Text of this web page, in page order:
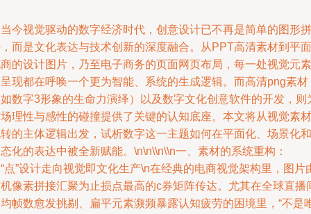
今视觉驱动的数字经济时代，创意设计已不再是简单的图形拼
而是文化表达与技术创新的深度融合。从PPT高清素材到平面
的设计图片，乃至电子商务的页面网页布局，每一处视觉元素
现都在呼唤一个更为智能、系统的生成逻辑。而高清png素材
数字3形象的生命力演绎）以及数字文化创意软件的开发，则
理性与感性的碰撞提供了关键的认知底座。本文将从视觉素材
的主体逻辑出发，试析数字这一主题如何在平面化、场景化和
化的表达中被全新赋能。\n\n\\n\\n一、素材的系统重构：
点”设计走向视觉即文化生产\n在经典的电商视觉架构里，图片
像素拼接汇聚为止损点最高的c券矩阵传达。尤其在全球直播
帧数愈发挑剔、扁平元素濒频暴露认知疲劳的困境里，“不是